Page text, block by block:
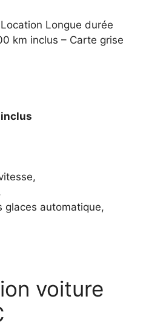
Longue durée
km inclus – Carte grise
glaces automatique,
voiture